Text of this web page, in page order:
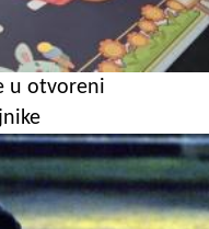
u otvoreni